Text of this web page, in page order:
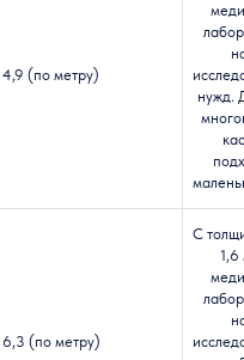
(по метру)
нужд.
6,3 (по метру)
С
1,6